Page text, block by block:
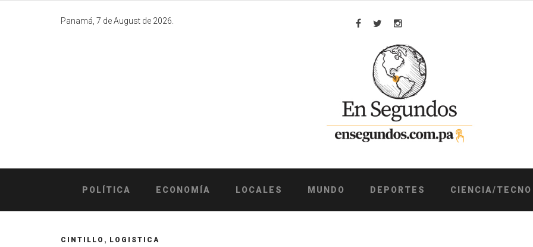
Panamá, 7 de August de 2026.
Facebook
TwitterInstagram
POLÍTICA ECONOMÍA LOCALES MUNDO DEPORTES CIENCIA/TECNO
CINTILLO , LOGISTICA